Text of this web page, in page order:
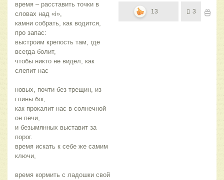
время – расставить точки в
словах над «i»,
камни собрать, как водится,
про запас:
выстроим крепость там, где
всегда болит,
чтобы никто не видел, как
cлепит нас
новых, почти без трещин, из
глины бог,
как прокалит нас в солнечной
он печи,
и безымянных выставит за
порог.
время искать к себе же самим
ключи,
время кормить с ладошки свой
13 3